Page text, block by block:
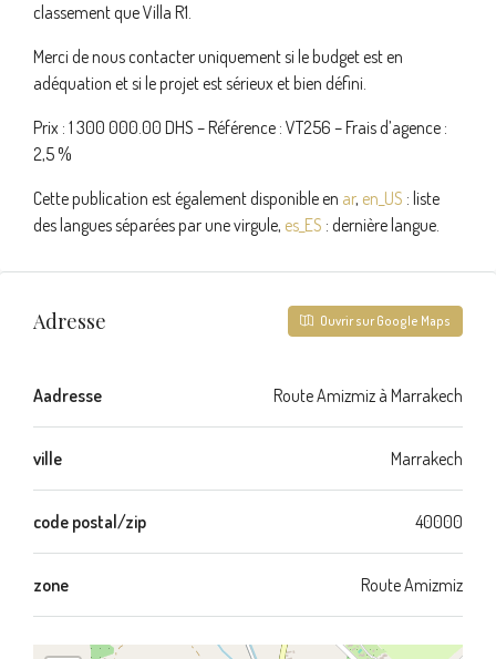
classement que Villa R1.
Merci de nous contacter uniquement si le budget est en
adéquation et si le projet est sérieux et bien défini.
Prix : 1 300 000.00 DHS – Référence : VT256 – Frais d’agence :
2,5 %
Cette publication est également disponible en ar, en_US : liste
des langues séparées par une virgule, es_ES : dernière langue.
Adresse Ouvrir sur Google Maps
Aadresse Route Amizmiz à Marrakech
ville Marrakech
code postal/zip 40000
zone Route Amizmiz